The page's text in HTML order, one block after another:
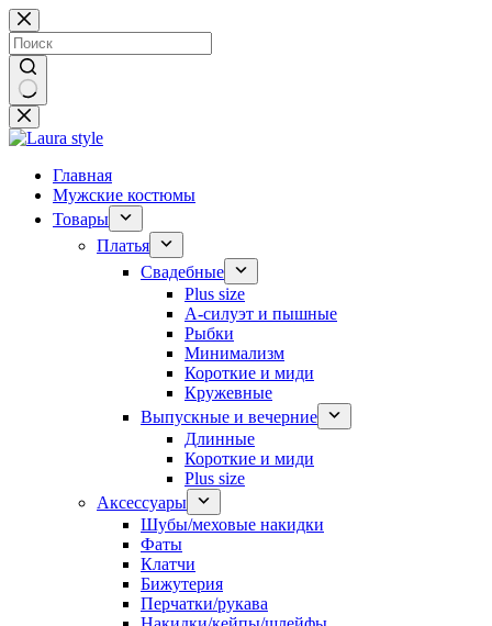
Перейти
к
сути
Ничего
не
Главная
Мужские костюмы
Товары
Платья
Свадебные
Plus size
А-силуэт и пышные
Рыбки
Минимализм
Короткие и миди
Кружевные
Выпускные и вечерние
Длинные
Короткие и миди
Plus size
Аксессуары
Шубы/меховые накидки
Фаты
Клатчи
Бижутерия
Перчатки/рукава